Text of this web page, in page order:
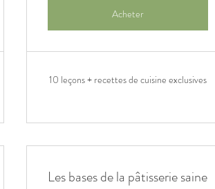
Acheter
10 leçons + recettes de cuisine exclusives
Les bases de la pâtisserie saine